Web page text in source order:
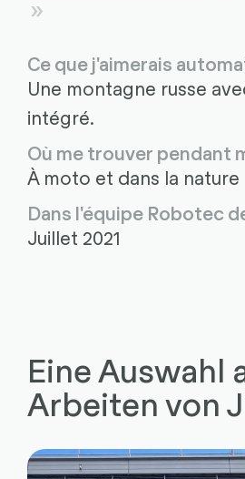
Ce que j'aimerais
Une montagne russe
intégré.
Où me trouver pendant
À moto et dans la nature
Dans l'équipe Robotec
Juillet 2021
Eine Auswahl
Arbeiten von